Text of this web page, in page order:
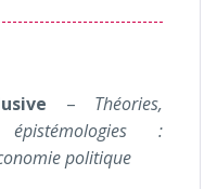
– Théories,
épistémologies :
politique